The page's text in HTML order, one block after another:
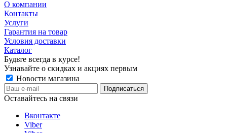
О компании
Контакты
Услуги
Гарантия на товар
Условия доставки
Каталог
Будьте всегда в курсе!
Узнавайте о скидках и акциях первым
Новости магазина
Оставайтесь на связи
Вконтакте
Viber